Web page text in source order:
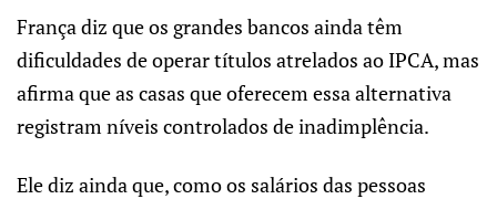
França diz que os grandes bancos ainda têm
dificuldades de operar títulos atrelados ao IPCA, mas
afirma que as casas que oferecem essa alternativa
registram níveis controlados de inadimplência.
Ele diz ainda que, como os salários das pessoas